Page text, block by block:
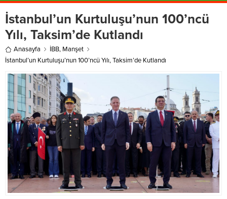
İstanbul’un Kurtuluşu’nun 100’ncü
Yılı, Taksim’de Kutlandı
Anasayfa İBB, Manşet
İstanbul’un Kurtuluşu’nun 100’ncü Yılı, Taksim’de Kutlandı